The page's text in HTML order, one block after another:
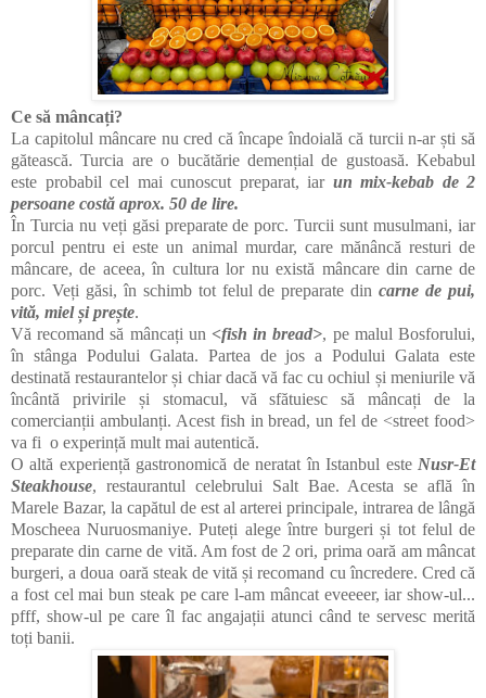
Ce să mâncați?
La capitolul mâncare nu cred că încape îndoială că turcii n-ar ști să
gătească. Turcia are o bucătărie demențial de gustoasă. Kebabul
este probabil cel mai cunoscut preparat, iar un mix-kebab de 2
persoane costă aprox. 50 de lire.
În Turcia nu veți găsi preparate de porc. Turcii sunt musulmani, iar
porcul pentru ei este un animal murdar, care mănâncă resturi de
mâncare, de aceea, în cultura lor nu există mâncare din carne de
porc. Veți găsi, în schimb tot felul de preparate dincarne de pui,
vită, miel și prește.
Vă recomand să mâncați un <fish in bread>, pe malul Bosforului,
în stânga Podului Galata. Partea de jos a Podului Galata este
destinată restaurantelor și chiar dacă vă fac cu ochiul și meniurile vă
încântă privirile și stomacul, vă sfătuiesc să mâncați de la
comercianții ambulanți. Acest fish in bread, un fel de <street food>
va fi o experință mult mai autentică.
O altă experiență gastronomică de neratat în Istanbul este Nusr-Et
Steakhouse, restaurantul celebrului Salt Bae. Acesta se află în
Marele Bazar, la capătul de est al arterei principale, intrarea de lângă
Moscheea Nuruosmaniye. Puteți alege între burgeri și tot felul de
preparate din carne de vită. Am fost de 2 ori, prima oară am mâncat
burgeri, a doua oară steak de vită și recomand cu încredere. Cred că
a fost cel mai bun steak pe care l-am mâncat eveeeer, iar show-ul...
pfff, show-ul pe care îl fac angajații atunci când te servesc merită
toți banii.